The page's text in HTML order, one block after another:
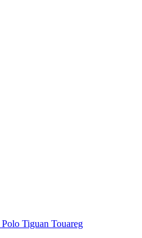
Polo Tiguan Touareg